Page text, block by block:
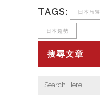
TAGS: 日本旅遊
日本趨勢
搜尋文章